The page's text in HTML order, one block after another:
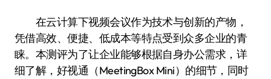
在云计算下视频会议作为技术与创新的产物，
凭借高效、便捷、低成本等特点受到众多企业的青
睐。本测评为了让企业能够根据自身办公需求，详
细了解，好视通（MeetingBox Mini）的细节，同时